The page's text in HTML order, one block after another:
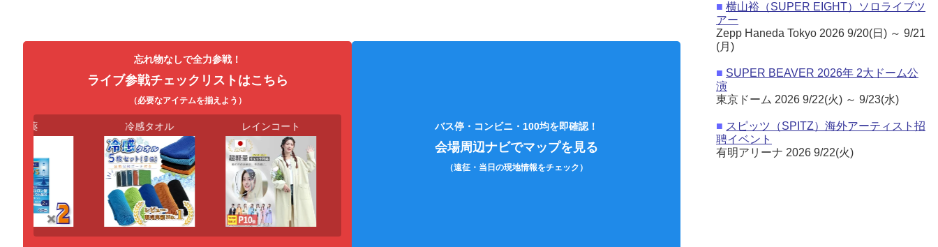
忘れ物なしで全力参戦！
ライブ参戦チェックリストはこちら
（必要なアイテムを揃えよう）
冷感タオル レインコート 銀テープケース 飲み物（ペットボトル）
バス停・コンビニ・100均を即確認！
会場周辺ナビでマップを見る
（遠征・当日の現地情報をチェック）
■ 横山裕（SUPER EIGHT）ソロライブツ
アー
Zepp Haneda Tokyo 2026 9/20(日) ～ 9/21
(月)
■ SUPER BEAVER 2026年 2大ドーム公
演
東京ドーム 2026 9/22(火) ～ 9/23(水)
■ スピッツ（SPITZ）海外アーティスト招
聘イベント
有明アリーナ 2026 9/22(火)